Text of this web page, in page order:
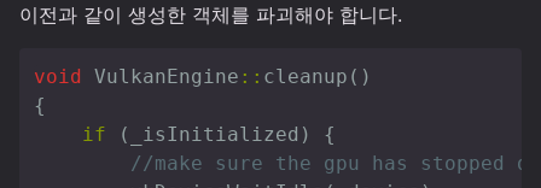
이전과 같이 생성한 객체를 파괴해야 합니다.
void VulkanEngine :: cleanup ()
{
if
( _isInitialized )
{
//make sure the gpu has stopped